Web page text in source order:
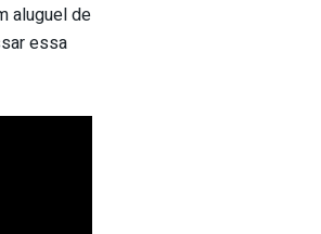
aluguel de
essa